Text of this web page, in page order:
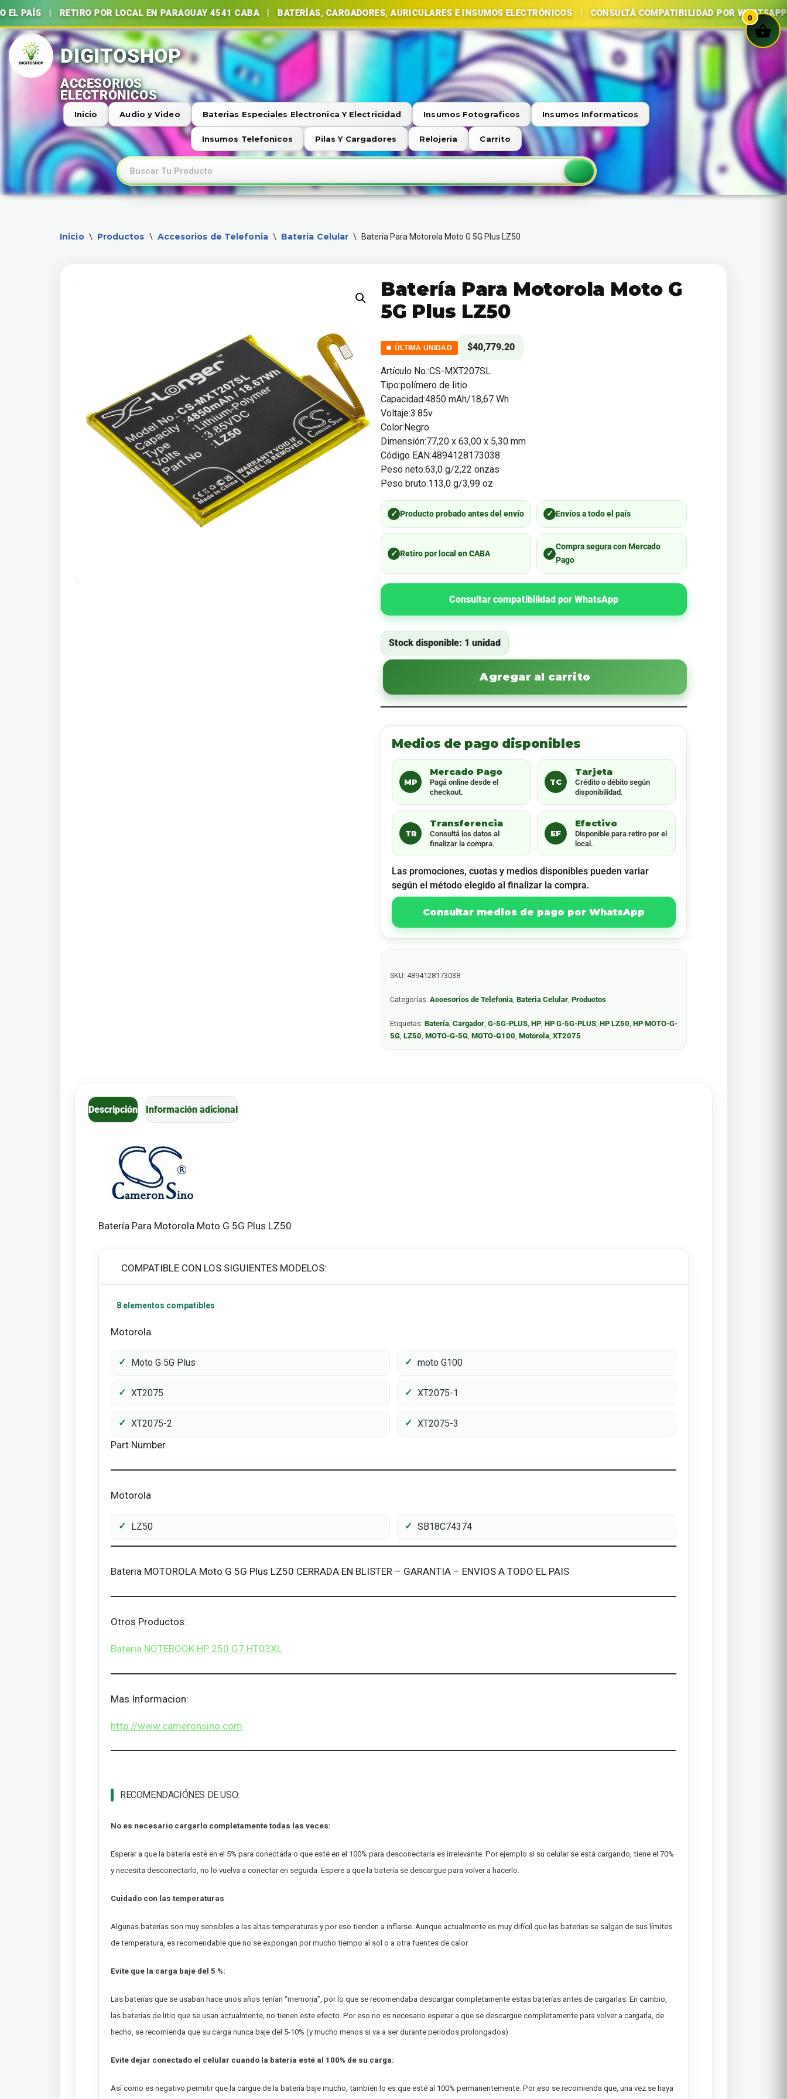
POR LOCAL EN PARAGUAY 4541 CABA | BATERÍAS, CARGADORES, AURICULARES E INSUMOS ELECTRÓNICOS | CONSULTÁ COMPATIBILIDAD POR WHATSAPP | COMPRA
Ir
al
contenido
Inicio Audio y Video Baterias Especiales Electronica Y Electricidad Insumos Fotograficos Insumos Informaticos
Insumos Telefonicos Pilas Y Cargadores Relojeria Carrito
Inicio \ Productos \ Accesorios de Telefonia \ Bateria Celular \ Batería Para Motorola Moto G 5G Plus LZ50
Batería Para Motorola Moto G
5G Plus LZ50
ÚLTIMA UNIDAD $40,779.20
Artículo No.:CS-MXT207SL
Tipo:polímero de litio
Capacidad:4850 mAh/18,67 Wh
Voltaje:3.85v
Color:Negro
Dimensión:77,20 x 63,00 x 5,30 mm
Código EAN:4894128173038
Peso neto:63,0 g/2,22 onzas
Peso bruto:113,0 g/3,99 oz
✓ Producto probado antes del envío ✓ Envíos a todo el país
✓ Retiro por local en CABA ✓
Compra segura con Mercado
Pago
Consultar compatibilidad por WhatsApp
Stock disponible: 1 unidad
Agregar al carrito
Medios de pago disponibles
MP
Mercado Pago
Pagá online desde el
checkout.
TC
Tarjeta
Crédito o débito según
disponibilidad.
TR
Transferencia
Consultá los datos al
finalizar la compra.
EF
Efectivo
Disponible para retiro por el
local.
Las promociones, cuotas y medios disponibles pueden variar
según el método elegido al finalizar la compra.
Consultar medios de pago por WhatsApp
SKU:4894128173038
Categorías:Accesorios de Telefonia,Bateria Celular,Productos
Etiquetas:Batería,Cargador,G-5G-PLUS,HP,HP G-5G-PLUS,HP LZ50,HP MOTO-G-
5G,LZ50,MOTO-G-5G,MOTO-G100,Motorola,XT2075
Descripción Información adicional
Batería Para Motorola Moto G 5G Plus LZ50
COMPATIBLE CON LOS SIGUIENTES MODELOS:
8 elementos compatibles
Motorola
Moto G 5G Plus moto G100
XT2075 XT2075-1
XT2075-2 XT2075-3
Part Number
Motorola
LZ50 SB18C74374
Bateria MOTOROLA Moto G 5G Plus LZ50 CERRADA EN BLISTER – GARANTIA – ENVIOS A TODO EL PAIS
Otros Productos:
Bateria NOTEBOOK HP 250 G7 HT03XL
Mas Informacion:
http://www.cameronsino.com
RECOMENDACIÓNES DE USO:
No es necesario cargarlo completamente todas las veces:
Esperar a que la batería esté en el 5% para conectarla o que esté en el 100% para desconectarla es irrelevante. Por ejemplo si su celular se está cargando, tiene el 70%
y necesita desconectarlo, no lo vuelva a conectar en seguida. Espere a que la batería se descargue para volver a hacerlo.
Cuidado con las temperaturas :
Algunas baterías son muy sensibles a las altas temperaturas y por eso tienden a inflarse. Aunque actualmente es muy difícil que las baterías se salgan de sus límites
de temperatura, es recomendable que no se expongan por mucho tiempo al sol o a otra fuentes de calor.
Evite que la carga baje del 5 %:
Las baterías que se usaban hace unos años tenían “memoria”, por lo que se recomendaba descargar completamente estas baterías antes de cargarlas. En cambio,
las baterías de litio que se usan actualmente, no tienen este efecto. Por eso no es necesario esperar a que se descargue completamente para volver a cargarla, de
hecho, se recomienda que su carga nunca baje del 5-10% (y mucho menos si va a ser durante periodos prolongados).
Evite dejar conectado el celular cuando la batería esté al 100% de su carga:
Así como es negativo permitir que la cargue de la batería baje mucho, también lo es que esté al 100% permanentemente. Por eso se recomienda que, una vez se haya
0